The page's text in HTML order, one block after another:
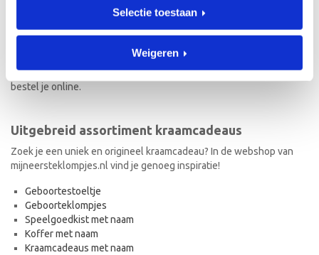
Selectie toestaan
Weigeren
Naast geboorteklompjes vind je op mijneersteklompjes.nl de meest
originele kraamcadeaus met naam. Van geboortestoeltjes en
met naam wordt met de hand geschilderd en is dus uniek! Ook de
kraamcadeaus met naam en in de stijl van het geboortekaartje
bestel je online.
Uitgebreid assortiment kraamcadeaus
Zoek je een uniek en origineel kraamcadeau? In de webshop van
mijneersteklompjes.nl vind je genoeg inspiratie!
Geboortestoeltje
Geboorteklompjes
Speelgoedkist met naam
Koffer met naam
Kraamcadeaus met naam